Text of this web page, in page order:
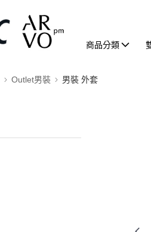
商品分類
Outlet男裝 男裝 外套